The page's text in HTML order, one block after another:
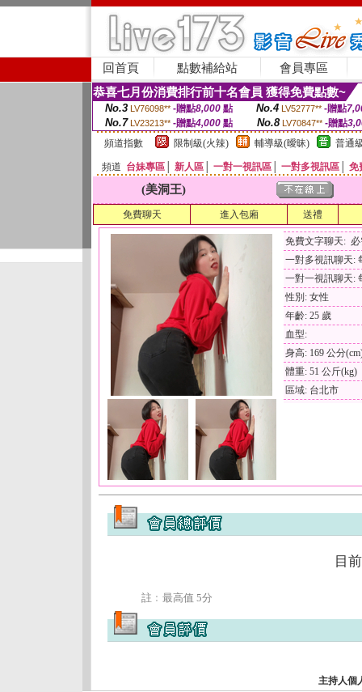
回首頁 點數補給站 會員專區
恭喜七月份消費排行前十名會員 獲得免費點數~
No.3 LV76098** -贈點8,000點 No.4 LV52777** -贈點
No.7 LV23213** -贈點4,000 點 No.8 LV70847** -贈點
頻道指數
限制級(火辣) 輔導級(曖昧) 普通
頻道 台妹專區 新人區 一對一視訊區 一對多視訊區 免
(美洞王)
免費聊天 進入包廂 送禮
免費文字聊天:
一對多視訊聊天:
一對一視訊聊天:
性別: 女性
年齡: 25 歲
血型:
身高: 169 公分
體重: 51 公斤(kg)
區域: 台北市
目
註﹕最高值 5分
主持人個